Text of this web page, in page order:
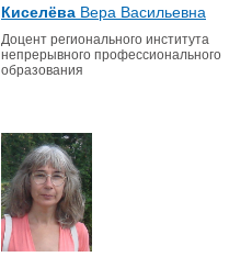
Киселёва Вера Васильевна
Доцент регионального института
непрерывного профессионального
образования